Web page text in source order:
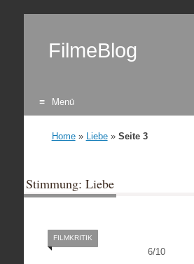
FilmeBlog
Menü
Home» Liebe» Seite 3
Stimmung: Liebe
6/10
FILMKRITIK